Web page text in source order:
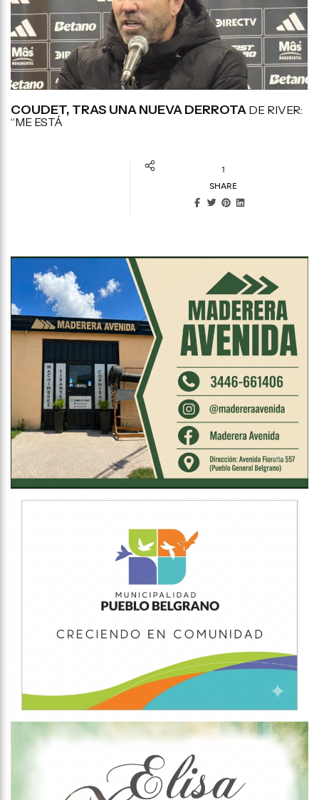
COUDET, TRAS UNA NUEVA DERROTA DE RIVER:
“ME ESTÁ
1
SHARE